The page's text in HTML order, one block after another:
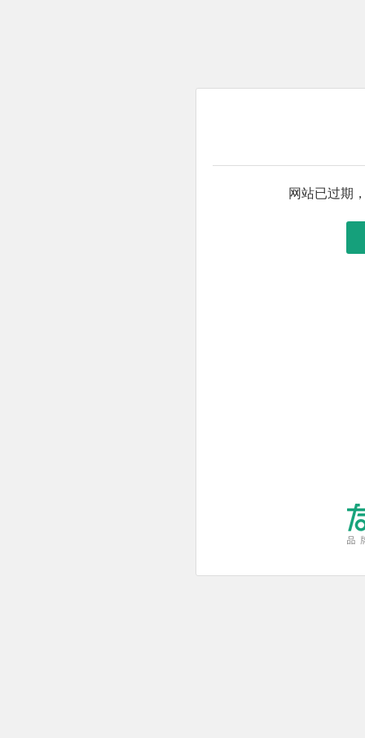
网站已过期